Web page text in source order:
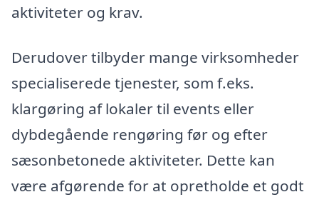
aktiviteter og krav.
Derudover tilbyder mange virksomheder
specialiserede tjenester, som f.eks.
klargøring af lokaler til events eller
dybdegående rengøring før og efter
sæsonbetonede aktiviteter. Dette kan
være afgørende for at opretholde et godt